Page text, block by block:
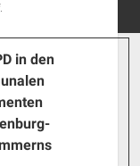
.
in den